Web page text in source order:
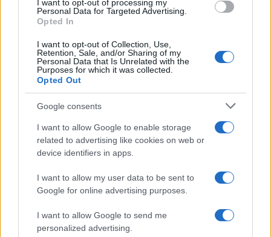
I want to opt-out of processing my
Personal Data for Targeted Advertising.
Opted In
I want to opt-out of Collection, Use,
Retention, Sale, and/or Sharing of my
Personal Data that Is Unrelated with the
Purposes for which it was collected.
Opted Out
Google consents
I want to allow Google to enable storage
related to advertising like cookies on web or
device identifiers in apps.
I want to allow my user data to be sent to
Google for online advertising purposes.
I want to allow Google to send me
personalized advertising.
IL PIÙ LETTO DEL MESE